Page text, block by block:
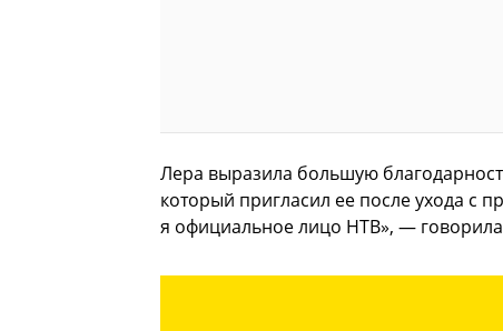
Лера выразила большую
который пригласил ее после ухода с
я официальное лицо НТВ», —